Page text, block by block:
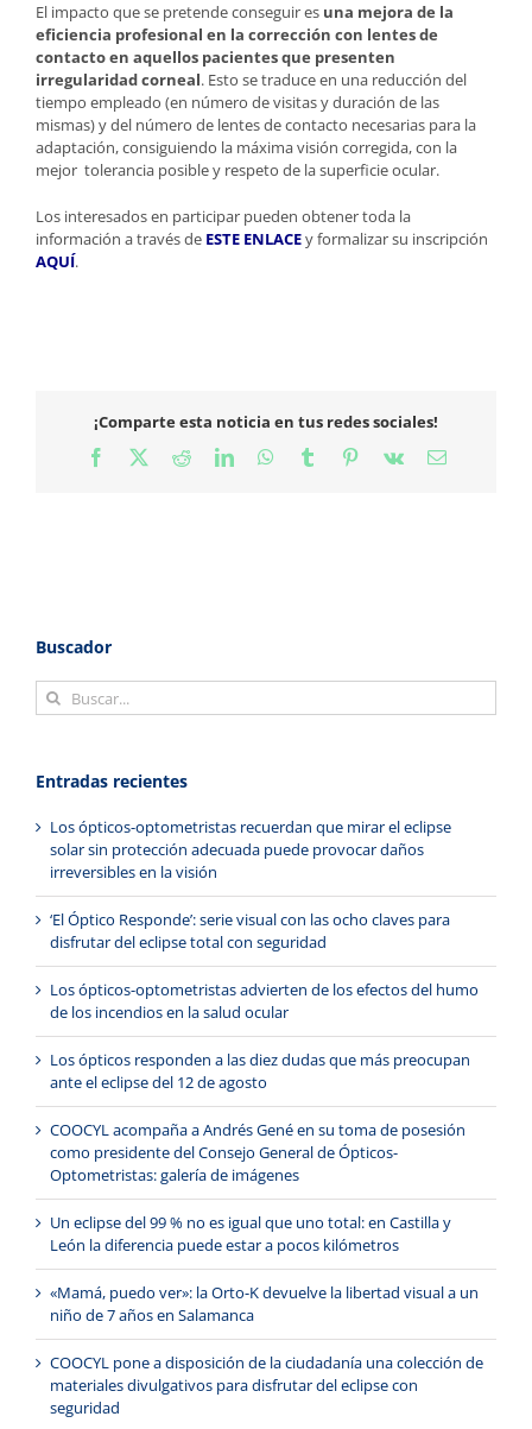
El impacto que se pretende conseguir es una mejora de la
eficiencia profesional en la corrección con lentes de
contacto en aquellos pacientes que presenten
irregularidad corneal. Esto se traduce en una reducción del
tiempo empleado (en número de visitas y duración de las
mismas) y del número de lentes de contacto necesarias para la
adaptación, consiguiendo la máxima visión corregida, con la
mejor tolerancia posible y respeto de la superficie ocular.
Los interesados en participar pueden obtener toda la
información a través de ESTE ENLACEy formalizar su inscripción
AQUÍ.
¡Comparte esta noticia en tus redes sociales!
Facebook
X RedditLinkedInWhatsApp
TumblrPinterest
Vk
Correo
Buscador
Buscar:
Entradas recientes
Los ópticos-optometristas recuerdan que mirar el eclipse
solar sin protección adecuada puede provocar daños
irreversibles en la visión
‘El Óptico Responde’: serie visual con las ocho claves para
disfrutar del eclipse total con seguridad
Los ópticos-optometristas advierten de los efectos del humo
de los incendios en la salud ocular
Los ópticos responden a las diez dudas que más preocupan
ante el eclipse del 12 de agosto
COOCYL acompaña a Andrés Gené en su toma de posesión
como presidente del Consejo General de Ópticos-
Optometristas: galería de imágenes
Un eclipse del 99 % no es igual que uno total: en Castilla y
León la diferencia puede estar a pocos kilómetros
«Mamá, puedo ver»: la Orto-K devuelve la libertad visual a un
niño de 7 años en Salamanca
COOCYL pone a disposición de la ciudadanía una colección de
materiales divulgativos para disfrutar del eclipse con
seguridad